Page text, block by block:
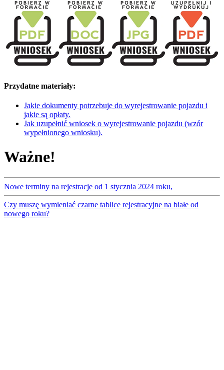
Przydatne materiały:
Jakie dokumenty potrzebuje do wyrejestrowanie pojazdu i
jakie są opłaty.
Jak uzupełnić wniosek o wyrejestrowanie pojazdu (wzór
wypełnionego wniosku).
Ważne!
Nowe terminy na rejestracje od 1 stycznia 2024 roku,
Czy muszę wymieniać czarne tablice rejestracyjne na białe od
nowego roku?